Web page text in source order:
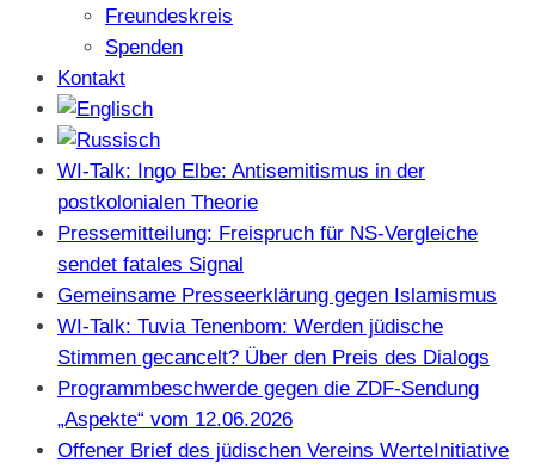
Freundeskreis
Spenden
Kontakt
WI-Talk: Ingo Elbe: Antisemitismus in der
postkolonialen Theorie
Pressemitteilung: Freispruch für NS-Vergleiche
sendet fatales Signal
Gemeinsame Presseerklärung gegen Islamismus
WI-Talk: Tuvia Tenenbom: Werden jüdische
Stimmen gecancelt? Über den Preis des Dialogs
Programmbeschwerde gegen die ZDF-Sendung
„Aspekte“ vom 12.06.2026
Offener Brief des jüdischen Vereins WerteInitiative